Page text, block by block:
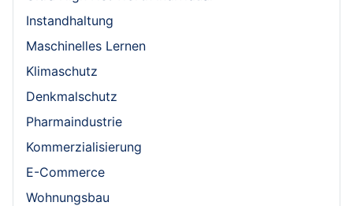
Instandhaltung
Maschinelles Lernen
Klimaschutz
Denkmalschutz
Pharmaindustrie
Kommerzialisierung
E-Commerce
Wohnungsbau